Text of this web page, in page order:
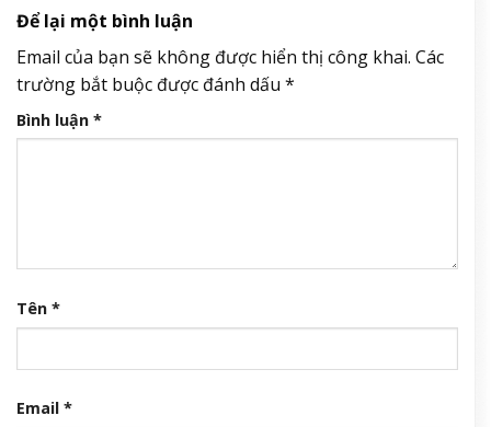
Để lại một bình luận
Email của bạn sẽ không được hiển thị công khai. Các
trường bắt buộc được đánh dấu *
Bình luận *
Tên *
Email *